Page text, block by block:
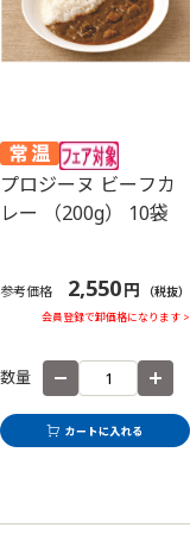
プロジーヌ ビーフカ
レー （200g） 10袋
参考価格 2,550円 （税抜）
会員登録で卸価格になります >
数量